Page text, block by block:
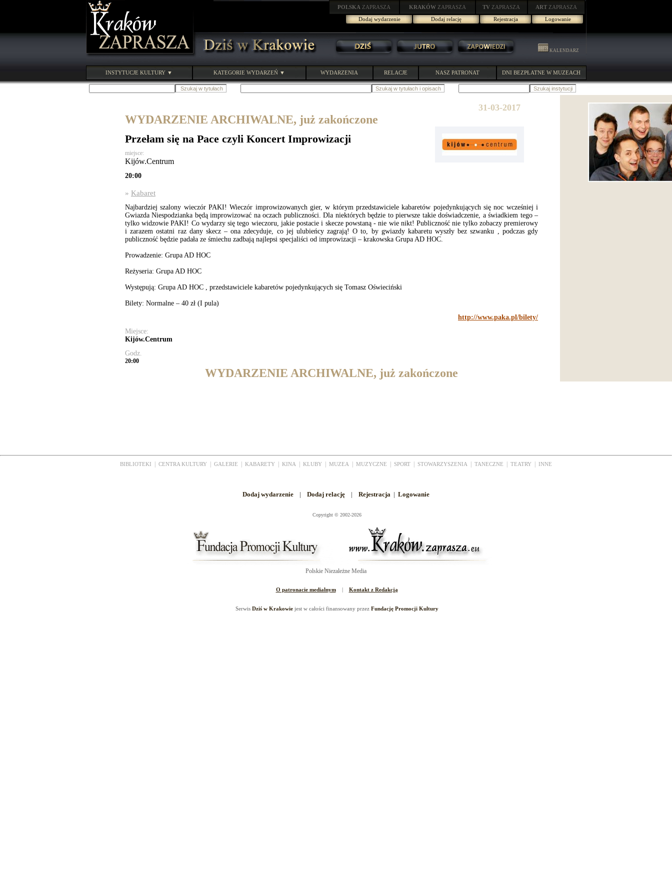
POLSKA ZAPRASZA KRAKÓW ZAPRASZA TV ZAPRASZA ART ZAPRASZA
Dodaj wydarzenie
Dodaj relację Rejestracja Logowanie
KALENDARZ
INSTYTUCJE KULTURY ▼ KATEGORIE WYDARZEŃ ▼ WYDARZENIA RELACJE NASZ PATRONAT DNI BEZPŁATNE W MUZEACH
31-03-2017
WYDARZENIE ARCHIWALNE, już zakończone
Przełam się na Pace czyli Koncert Improwizacji
miejsce:
Kijów.Centrum
20:00
» Kabaret
Najbardziej szalony wieczór PAKI! Wieczór improwizowanych gier, w którym przedstawiciele kabaretów pojedynkujących się noc wcześniej i
Gwiazda Niespodzianka będą improwizować na oczach publiczności. Dla niektórych będzie to pierwsze takie doświadczenie, a świadkiem tego –
tylko widzowie PAKI! Co wydarzy się tego wieczoru, jakie postacie i skecze powstaną - nie wie nikt! Publiczność nie tylko zobaczy premierowy
i zarazem ostatni raz dany skecz – ona zdecyduje, co jej ulubieńcy zagrają! O to, by gwiazdy kabaretu wyszły bez szwanku , podczas gdy
publiczność będzie padała ze śmiechu zadbają najlepsi specjaliści od improwizacji – krakowska Grupa AD HOC.
Prowadzenie: Grupa AD HOC
Reżyseria: Grupa AD HOC
Występują: Grupa AD HOC , przedstawiciele kabaretów pojedynkujących się Tomasz Oświeciński
Bilety: Normalne – 40 zł (I pula)
http://www.paka.pl/bilety/
Miejsce:
Kijów.Centrum
Godz.
20:00
WYDARZENIE ARCHIWALNE, już zakończone
BIBLIOTEKI CENTRA KULTURY GALERIE KABARETY KINA KLUBY MUZEA MUZYCZNE SPORT STOWARZYSZENIA TANECZNE TEATRY INNE
Dodaj wydarzenie | Dodaj relację | Rejestracja | Logowanie
Copyright © 2002-2026
Polskie Niezależne Media
O patronacie medialnym| Kontakt z Redakcją
Serwis Dziś w Krakowiejest w całości finansowany przez Fundację Promocji Kultury